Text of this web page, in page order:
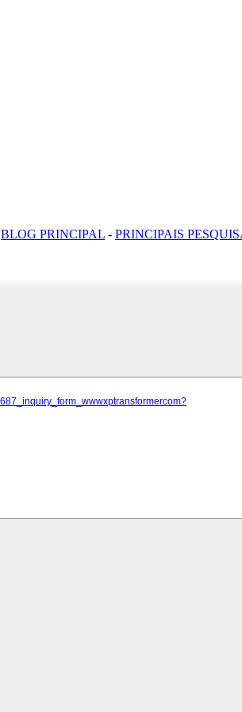
BLOG PRINCIPAL - PRINCIPAIS